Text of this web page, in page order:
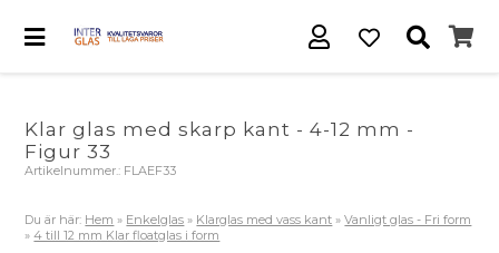
Klar glas med skarp kant - 4-12 mm -
Figur 33
Artikelnummer.: FLAEF33
Du är här: Hem » Enkelglas » Klarglas med vass kant »Vanligt glas - Fri form
»4 till 12 mm Klar floatglas i form